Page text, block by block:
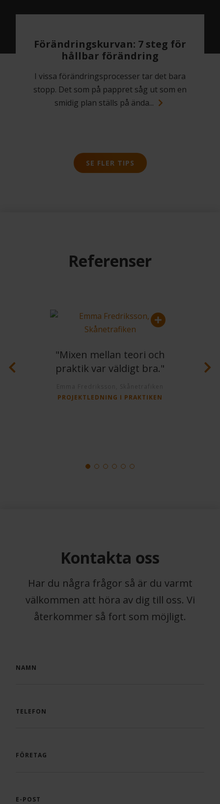
Förändringskurvan: 7 steg för
hållbar förändring
I vissa förändringsprocesser tar det bara
stopp. Det som på pappret såg ut som en
smidig plan ställs på ända...
SE FLER TIPS
Referenser
"Mixen mellan teori och
praktik var väldigt bra."
PROJEKTLEDNING I PRAKTIKEN
Kontakta oss
Har du några frågor så är du varmt
välkommen att höra av dig till oss. Vi
återkommer så fort som möjligt.
NAMN
TELEFON
FÖRETAG
E-POST